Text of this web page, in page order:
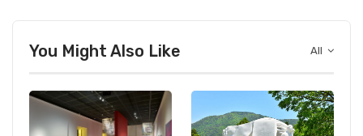
All
You Might Also Like